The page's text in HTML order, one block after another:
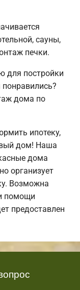
сауны,
печки.
для постройки
дома по
ипотеку,
дом! Наша
дома
организует
Возможна
помощи
предоставлен